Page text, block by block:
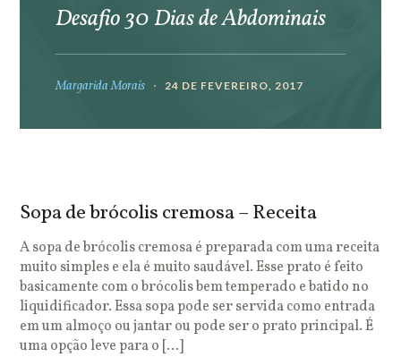
Desafio 30 Dias de Abdominais
Margarida Morais 24 DE FEVEREIRO, 2017
Sopa de brócolis cremosa – Receita
A sopa de brócolis cremosa é preparada com uma receita
muito simples e ela é muito saudável. Esse prato é feito
basicamente com o brócolis bem temperado e batido no
liquidificador. Essa sopa pode ser servida como entrada
em um almoço ou jantar ou pode ser o prato principal. É
uma opção leve para o […]